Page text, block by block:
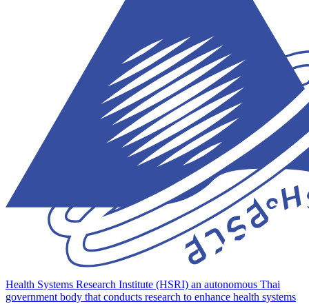
Health Systems Research Institute (HSRI) an autonomous Thai
government body that conducts research to enhance health systems